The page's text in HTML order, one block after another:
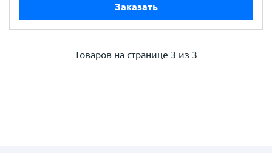
Заказать
Товаров на странице 3 из 3